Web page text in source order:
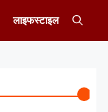
लाइफस्टाइल